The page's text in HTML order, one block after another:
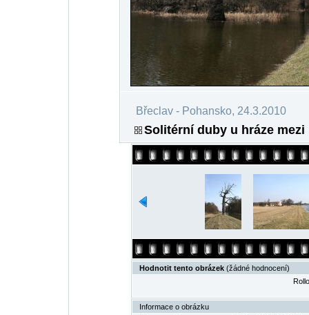
Břeclav - Pohansko, 24.3.2010
Solitérní duby u hráze mezi
Hodnotit tento obrázek (žádné hodnocení)
Informace o obrázku